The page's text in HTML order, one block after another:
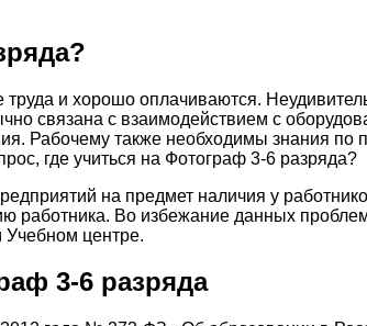
и хорошо оплачиваются.
связана с взаимодействием с
Рабочему также необходимы знания
где учиться на Фотограф 3-6 разряда?
на предмет наличия у
работника. Во избежание данных
центре.
3-6 разряда